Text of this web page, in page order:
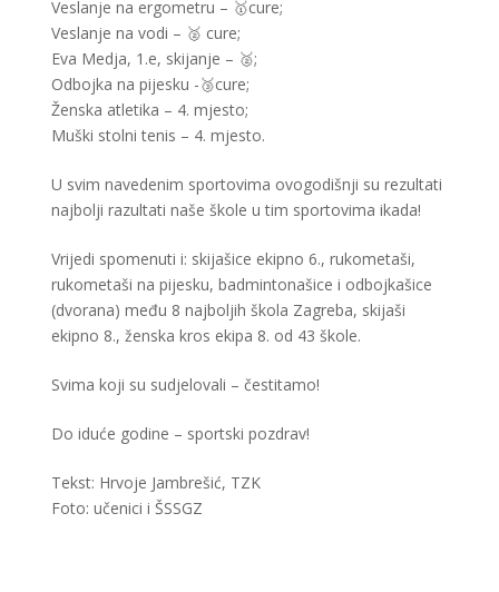
Veslanje na ergometru – 🥇cure;
Veslanje na vodi – 🥈 cure;
Eva Medja, 1.e, skijanje – 🥈;
Odbojka na pijesku -🥉cure;
Ženska atletika – 4. mjesto;
Muški stolni tenis – 4. mjesto.
U svim navedenim sportovima ovogodišnji su rezultati
najbolji razultati naše škole u tim sportovima ikada!
Vrijedi spomenuti i: skijašice ekipno 6., rukometaši,
rukometaši na pijesku, badmintonašice i odbojkašice
(dvorana) među 8 najboljih škola Zagreba, skijaši
ekipno 8., ženska kros ekipa 8. od 43 škole.
Svima koji su sudjelovali – čestitamo!
Do iduće godine – sportski pozdrav!
Tekst: Hrvoje Jambrešić, TZK
Foto: učenici i ŠSSGZ